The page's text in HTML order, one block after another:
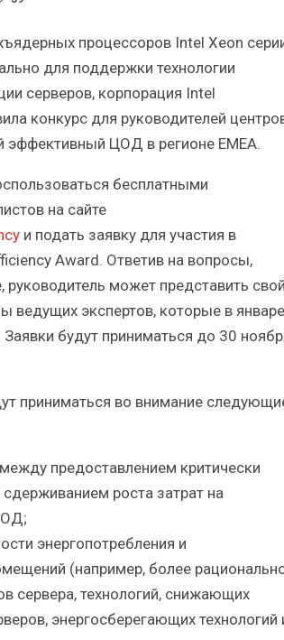
процессоров Intel Xeon
для поддержки технологии
серверов, корпорация Intel
конкурс для руководителей
ЦОД в регионе EMEA.
бесплатными
на сайте
и подать заявку для участия в
Award. Ответив на вопросы,
может представить свой
ведущих экспертов, которые в январе
будут приниматься до 30
приниматься во внимание
предоставлением критически
роста затрат на
энергопотребления и
(например, более
сервера, технологий, снижающих
энергосберегающих технологий
и Бестселлеры
ИБП в депрессии?
Часть II.
Анализ
Самый